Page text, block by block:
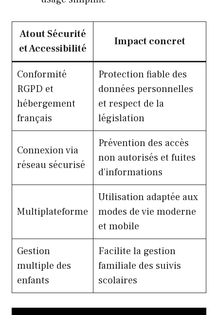
Atout Sécurité
et Accessibilité
Impact concret
Conformité
RGPD et
hébergement
français
Protection fiable des
données personnelles
et respect de la
législation
Connexion via
réseau sécurisé
Prévention des accès
non autorisés et fuites
d’informations
Multiplateforme
Utilisation adaptée aux
modes de vie moderne
et mobile
Gestion
multiple des
enfants
Facilite la gestion
familiale des suivis
scolaires